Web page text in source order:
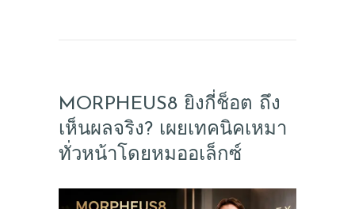
MORPHEUS8 ยิงกี่ช็อต ถึง
เห็นผลจริง? เผยเทคนิคเหมา
ทั่วหน้าโดยหมออเล็กซ์